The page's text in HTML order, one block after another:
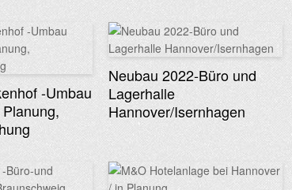
-Umbau
Neubau 2022-Büro und
Lagerhalle
Hannover/Isernhagen